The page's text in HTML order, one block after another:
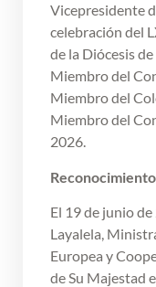
Vicepresidente
celebración del
de la Diócesis
Miembro del
Miembro del
Miembro del
2026.
El 19 de junio
Layalela,
Europea y
de Su Majestad